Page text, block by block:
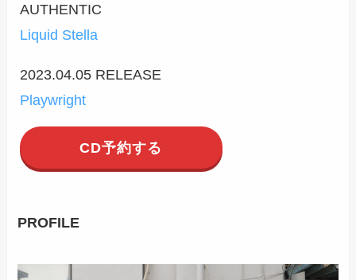
AUTHENTIC
Liquid Stella
2023.04.05 RELEASE
Playwright
CD予約する
PROFILE